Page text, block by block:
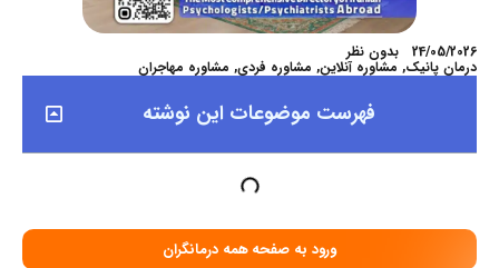
24/05/2026 بدون نظر
درمان پانیک, مشاوره آنلاین, مشاوره فردی, مشاوره مهاجران
فهرست موضوعات این نوشته
ورود به صفحه همه درمانگران